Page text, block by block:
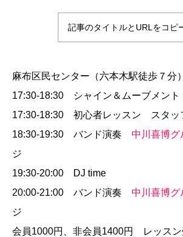
記事のタイトルとURLをコピ
麻布区民センター（六本木駅徒歩７分）
17:30-18:30 シャイン＆ムーブメント
17:30-18:30 初心者レッスン スタッ
18:30-19:30 バンド演奏 中川喜博グ
ジ
19:30-20:00 DJ time
20:00-21:00 バンド演奏 中川喜博グ
ジ
会員1000円、非会員1400円 レッスン